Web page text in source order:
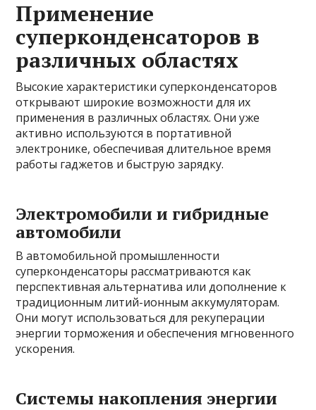
Применение
суперконденсаторов в
различных областях
Высокие характеристики суперконденсаторов
открывают широкие возможности для их
применения в различных областях. Они уже
активно используются в портативной
электронике, обеспечивая длительное время
работы гаджетов и быструю зарядку.
Электромобили и гибридные
автомобили
В автомобильной промышленности
суперконденсаторы рассматриваются как
перспективная альтернатива или дополнение к
традиционным литий-ионным аккумуляторам.
Они могут использоваться для рекуперации
энергии торможения и обеспечения мгновенного
ускорения.
Системы накопления энергии